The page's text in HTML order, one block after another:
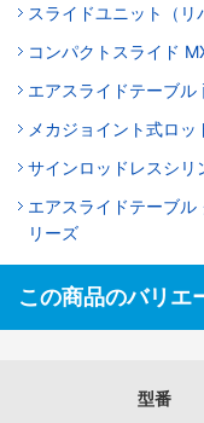
スライドユニット（
コンパクトスライド
エアスライドテーブ
メカジョイント式ロ
サインロッドレスシリ
エアスライドテーブ
リーズ
この商品のバリエ
型番